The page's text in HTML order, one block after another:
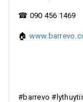
☎ 090 456 1469
🏠
#barrevo